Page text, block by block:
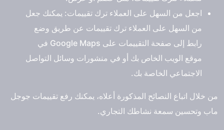
اجعل من السهل على العملاء ترك تقييمات: يمكنك جعل
من السهل على العملاء ترك تقييمات عن طريق وضع
رابط إلى صفحة التقييمات على Google Maps في
موقع الويب الخاص بك أو في منشورات وسائل التواصل
الاجتماعي الخاصة بك.
من خلال اتباع النصائح المذكورة أعلاه، يمكنك رفع تقييمات جوجل
ماب وتحسين سمعة نشاطك التجاري.